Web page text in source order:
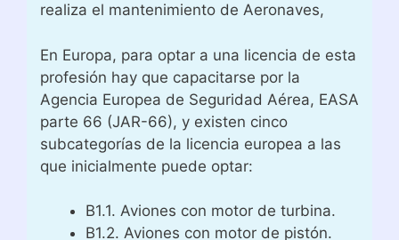
realiza el mantenimiento de Aeronaves,
En Europa, para optar a una licencia de esta
profesión hay que capacitarse por la
Agencia Europea de Seguridad Aérea, EASA
parte 66 (JAR-66), y existen cinco
subcategorías de la licencia europea a las
que inicialmente puede optar:
B1.1. Aviones con motor de turbina.
B1.2. Aviones con motor de pistón.